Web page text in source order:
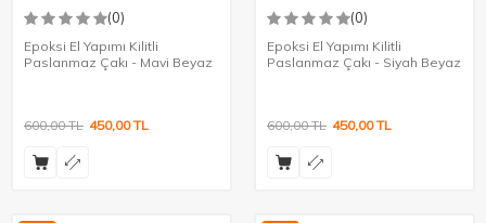
(0)
Epoksi El Yapımı Kilitli
Paslanmaz Çakı - Mavi Beyaz
600,00TL 450,00TL
(0)
Epoksi El Yapımı Kilitli
Paslanmaz Çakı - Siyah Beyaz
600,00TL 450,00TL